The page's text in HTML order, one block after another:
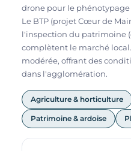
drone pour le
Le BTP (projet Cœur de
l'inspection du patrimoine
complètent le marché local.
modérée, offrant des
dans l'agglomération.
Agriculture & horticulture
Patrimoine & ardoise